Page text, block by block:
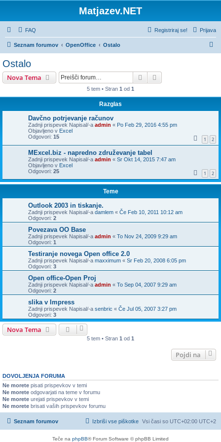
Matjazev.NET
FAQ Prijava
Registriraj se!
Seznam forumov OpenOffice Ostalo
Ostalo
Nova Tema Iskanje
5 tem • Stran 1 od 1
Razglas
Davčno potrjevanje računov
Zadnji prispevek Napisal/-a admin « Po Feb 29, 2016 4:55 pm
Objavljeno v Excel
Odgovori: 15 1 2
MExcel.biz - napredno združevanje tabel
Zadnji prispevek Napisal/-a admin « Sr Okt 14, 2015 7:47 am
Objavljeno v Excel
Odgovori: 25 1 2
Teme
Outlook 2003 in tiskanje.
Zadnji prispevek Napisal/-a damlem « Če Feb 10, 2011 10:12 am
Odgovori: 2
Povezava OO Base
Zadnji prispevek Napisal/-a admin « To Nov 24, 2009 9:29 am
Odgovori: 1
Testiranje novega Open office 2.0
Zadnji prispevek Napisal/-a maxximum « Sr Feb 20, 2008 6:05 pm
Odgovori: 3
Open office-Open Proj
Zadnji prispevek Napisal/-a admin « To Sep 04, 2007 9:29 am
Odgovori: 2
slika v Impress
Zadnji prispevek Napisal/-a senbric « Če Jul 05, 2007 3:27 pm
Odgovori: 3
Nova Tema
5 tem • Stran 1 od 1
Pojdi na
DOVOLJENJA FORUMA
Ne morete pisati prispevkov v temi
Ne morete odgovarjati na teme v forumu
Ne morete urejati prispevkov v temi
Ne morete brisati vaših prispevkov forumu
Seznam forumov Vsi časi so UTC+02:00 UTC+2
Izbriši vse piškotke
Teče na phpBB® Forum Software © phpBB Limited